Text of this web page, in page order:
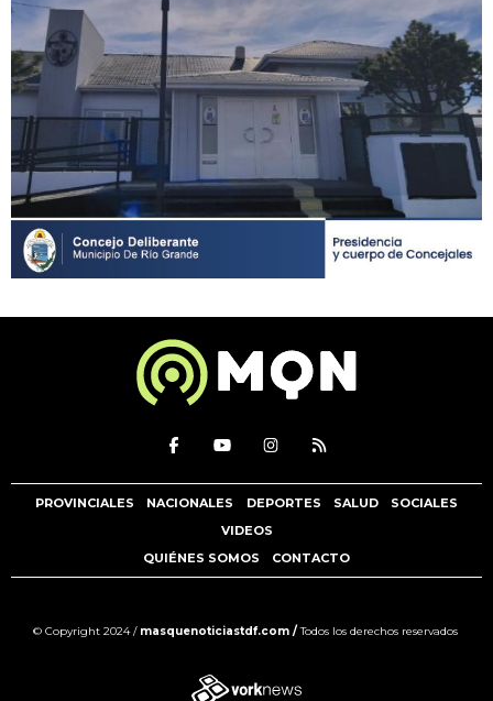
PROVINCIALES NACIONALES DEPORTES SALUD
SOCIALES
VIDEOS
QUIÉNES SOMOS
CONTACTO
© Copyright 2024 / masquenoticiastdf.com /Todos los derechos reservados